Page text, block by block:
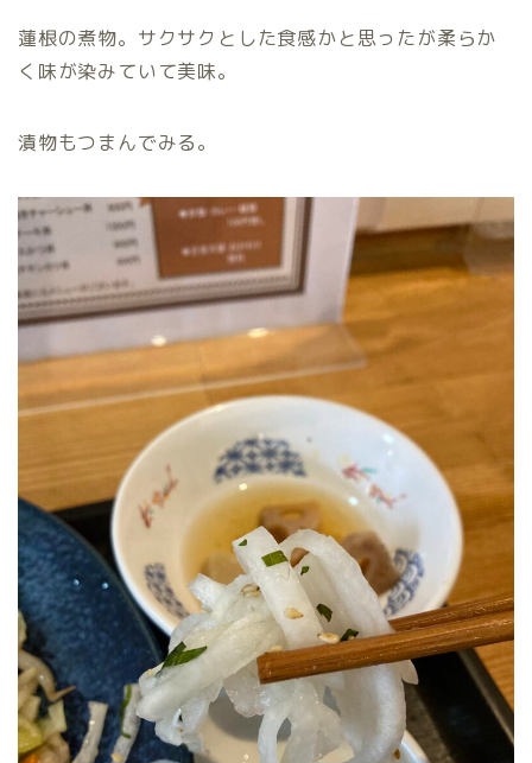
蓮根の煮物。サクサクとした食感かと思ったが柔らか
く味が染みていて美味。
漬物もつまんでみる。